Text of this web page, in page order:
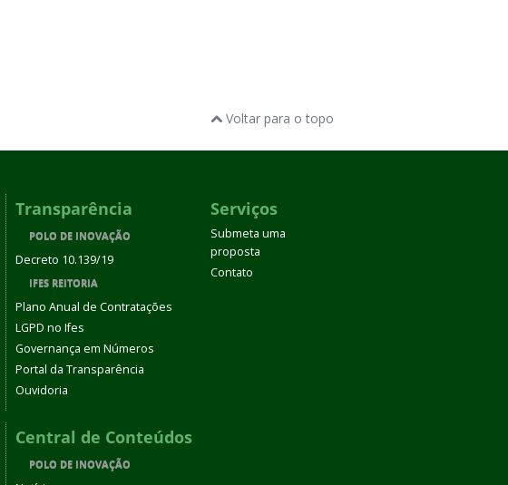
Voltar para o topo
Transparência
POLO DE INOVAÇÃO
Decreto 10.139/19
IFES REITORIA
Plano Anual de Contratações
LGPD no Ifes
Governança em Números
Portal da Transparência
Ouvidoria
Central de Conteúdos
POLO DE INOVAÇÃO
Serviços
Submeta uma
proposta
Contato